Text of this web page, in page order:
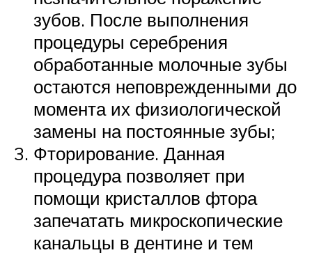
зубов. После выполнения
процедуры серебрения
обработанные молочные зубы
остаются неповрежденными до
момента их физиологической
замены на постоянные зубы;
Фторирование. Данная
процедура позволяет при
помощи кристаллов фтора
запечатать микроскопические
канальцы в дентине и тем